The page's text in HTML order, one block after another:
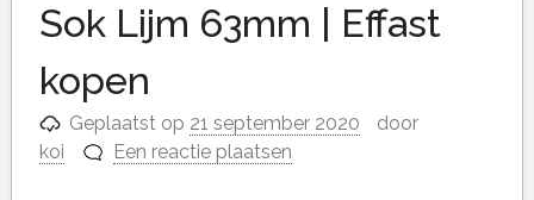
Sok Lijm 63mm | Effast
kopen
Geplaatst op 21 september 2020
door
koi
Een reactie plaatsen